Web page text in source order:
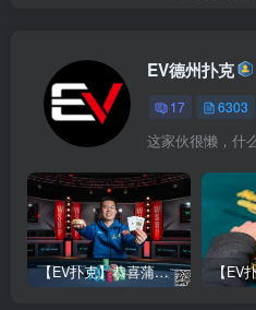
EV德州扑克
17 6303
这家伙很懒，什
【EV扑克】恭喜蒲蔚然赛事#65夺冠，收获国人2023WSOP第六条金手链，奖金93万刀！